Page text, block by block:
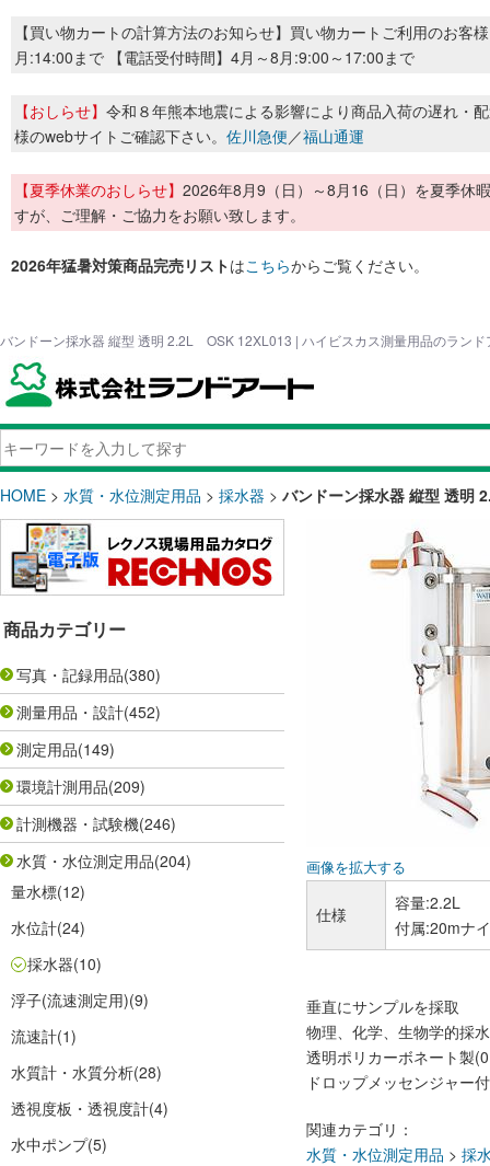
【買い物カートの計算方法のお知らせ】買い物カートご利用のお客
月:14:00まで 【電話受付時間】4月～8月:9:00～17:00まで
【おしらせ】 令和８年熊本地震による影響により商品入荷の遅れ・
様のwebサイトご確認下さい。 佐川急便／福山通運
【夏季休業のおしらせ】 2026年8月9（日）～8月16（日）を夏季休
すが、ご理解・ご協力をお願い致します。
2026年猛暑対策商品完売リストはこちらからご覧ください。
バンドーン採水器 縦型 透明 2.2L OSK 12XL013 | ハイビスカス測量用品のランド
HOME > 水質・水位測定用品 > 採水器 > バンドーン採水器 縦型 透
商品カテゴリー
写真・記録用品(380)
測量用品・設計(452)
測定用品(149)
環境計測用品(209)
計測機器・試験機(246)
水質・水位測定用品(204)
量水標(12)
水位計(24)
採水器(10)
浮子(流速測定用)(9)
流速計(1)
水質計・水質分析(28)
透視度板・透視度計(4)
水中ポンプ(5)
画像を拡大する
仕様
容量:2.2L
付属:20mナ
垂直にサンプルを採取
物理、化学、生物学的採
透明ポリカーボネート製
ドロップメッセンジャー
関連カテゴリ：
水質・水位測定用品 > 採